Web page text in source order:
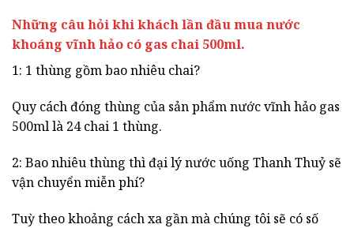
Những câu hỏi khi khách lần đầu mua nước
khoáng vĩnh hảo có gas chai 500ml.
1: 1 thùng gồm bao nhiêu chai?
Quy cách đóng thùng của sản phẩm nước vĩnh hảo gas
500ml là 24 chai 1 thùng.
2: Bao nhiêu thùng thì đại lý nước uống Thanh Thuỷ sẽ
vận chuyển miễn phí?
Tuỳ theo khoảng cách xa gần mà chúng tôi sẽ có số